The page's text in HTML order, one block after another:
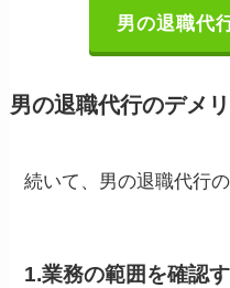
男の退職代
男の退職代行のデメ
続いて、男の退職代行
1.業務の範囲を確認